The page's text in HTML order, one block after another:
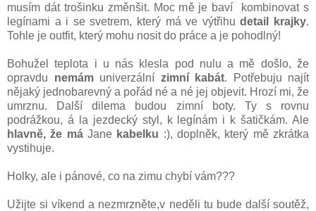
musím dát trošinku změnšit. Moc mě je baví kombinovat s
legínami a i se svetrem, který má ve výtřihudetail krajky.
Tohle je outfit, který mohu nosit do práce a je pohodlný!
Bohužel teplota i u nás klesla pod nulu a mě došlo, že
opravdu nemámuniverzální zimní kabát. Potřebuju najít
nějaký jednobarevný a pořád né a né jej objevit. Hrozí mi, že
umrznu. Další dilema budou zimní boty. Ty s rovnu
podrážkou, á la jezdecký styl, k legínám i k šatičkám. Ale
hlavně, že máJane kabelku :), doplněk, který mě zkrátka
vystihuje.
Holky, ale i pánové, co na zimu chybí vám???
Užijte si víkend a nezmrzněte,v neděli tu bude další soutěž,